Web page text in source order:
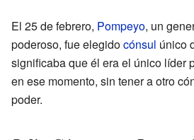
El 25 de febrero, Pompeyo, un
poderoso, fue elegidocónsul único
significaba que él era el único líder
en ese momento, sin tener a otro
poder.